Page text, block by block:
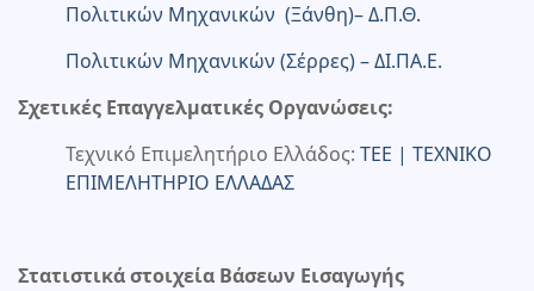
Πολιτικών Μηχανικών (Ξάνθη)– Δ.Π.Θ.
Πολιτικών Μηχανικών (Σέρρες) – ΔΙ.ΠΑ.Ε.
Σχετικές Επαγγελματικές Οργανώσεις:
Τεχνικό Επιμελητήριο Ελλάδος: TEE | ΤΕΧΝΙΚΟ
ΕΠΙΜΕΛΗΤΗΡΙΟ ΕΛΛΑΔΑΣ
Στατιστικά στοιχεία Βάσεων Εισαγωγής